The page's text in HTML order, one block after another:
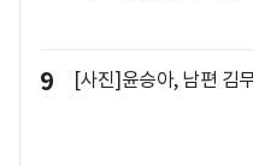
9 [사진]윤승아, 남편 김